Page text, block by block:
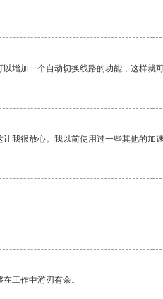
增加一个自动切换线路的功能，这样就
我很放心。我以前使用过一些其他的加
工作中游刃有余。